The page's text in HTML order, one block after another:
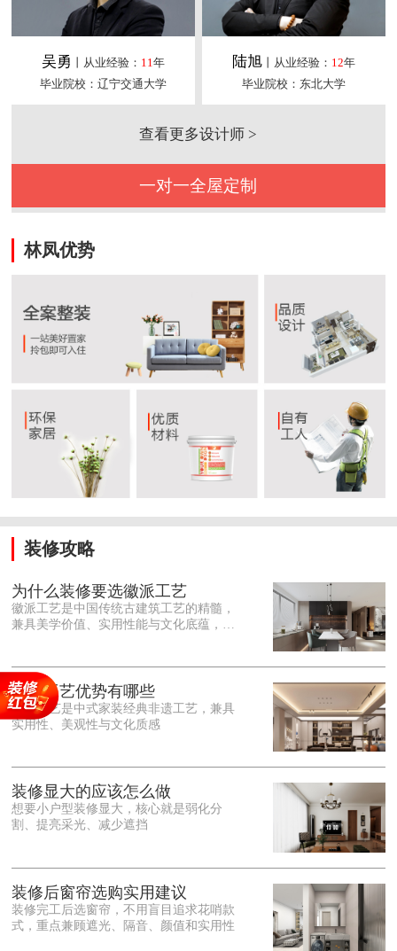
吴勇 丨从业经验： 11年
毕业院校：辽宁交通大学
陆旭丨从业经验： 12年
毕业院校：东北大学
查看更多设计师 >
一对一全屋定制
林凤优势
装修攻略
为什么装修要选徽派工艺
徽派工艺是中国传统古建筑工艺的精髓，
兼具美学价值、实用性能与文化底蕴，优
雕细琢的砖、木、石雕为特色，线条古朴
大气，意境悠远，自带东方中式雅致韵
味，耐看且不易过时。<o:p></o:p> 在工
艺品质上，徽派工艺遵循古法匠心工序，
保耐用，抗风化、耐腐蚀，使用
徽派工艺优势有哪些
徽派工艺是中式家装经典非遗工艺，兼具
实用性、美观性与文化质感
装修显大的应该怎么做
想要小户型装修显大，核心就是弱化分
割、提亮采光、减少遮挡
装修后窗帘选购实用建议
装修完工后选窗帘，不用盲目追求花哨款
式，重点兼顾遮光、隔音、颜值和实用性